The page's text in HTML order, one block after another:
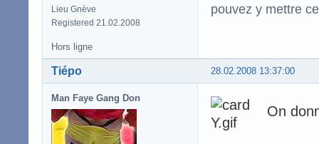
Lieu Gnève
Registered 21.02.2008
pouvez y mettre
Hors ligne
28.02.2008 13:37:00
Tiépo
Man Faye Gang Don
On